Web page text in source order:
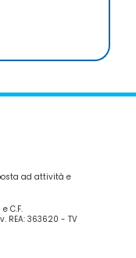
ad attività e
C.F.
REA: 363620 - TV